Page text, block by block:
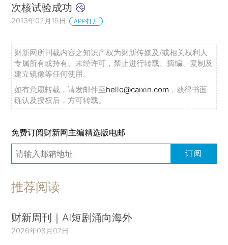
次核试验成功
2013年02月15日 APP打开
财新网所刊载内容之知识产权为财新传媒及/或相关权利人
专属所有或持有。未经许可，禁止进行转载、摘编、复制及
建立镜像等任何使用。
如有意愿转载，请发邮件至hello@caixin.com ，获得书面
确认及授权后，方可转载。
免费订阅财新网主编精选版电邮
订阅
推荐阅读
财新周刊｜AI短剧涌向海外
2026年08月07日